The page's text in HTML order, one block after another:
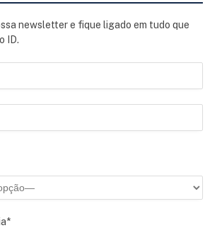
newsletter e fique ligado em tudo que
ID.